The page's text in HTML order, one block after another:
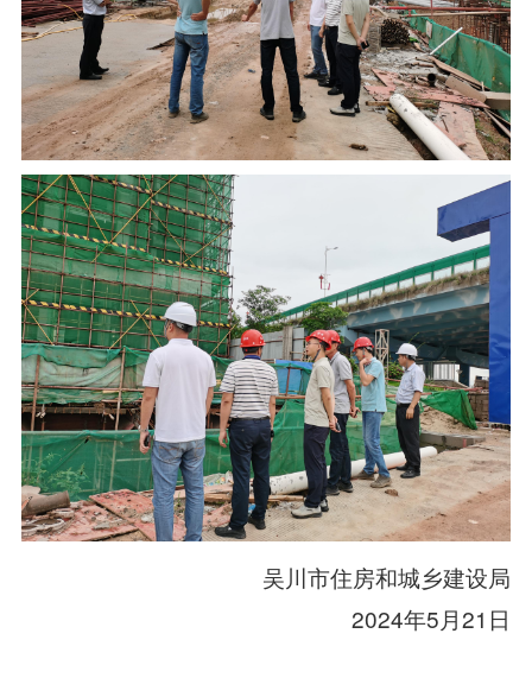
吴川市住房和城乡建设局
2024年5月21日